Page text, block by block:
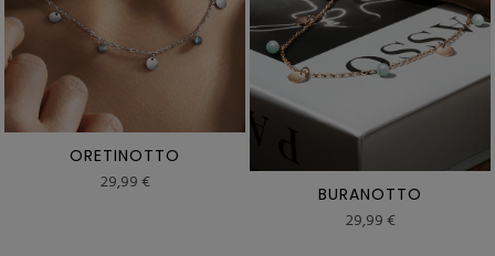
ORETINOTTO
29,99 € BURANOTTO
29,99 €